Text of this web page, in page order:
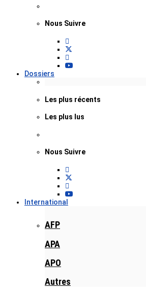
Nous Suivre
Dossiers
Les plus récents
Les plus lus
Nous Suivre
International
AFP
APA
APO
Autres